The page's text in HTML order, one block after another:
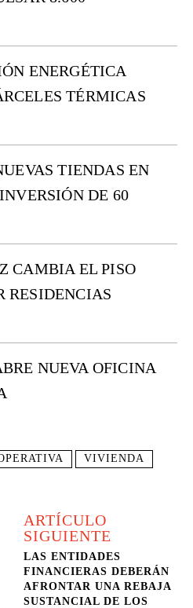
ENERGÉTICA
TÉRMICAS
TIENDAS EN
DE 60
CAMBIA EL PISO
RESIDENCIAS
NUEVA OFICINA
VIVIENDA
ARTÍCULO
SIGUIENTE
LAS ENTIDADES
FINANCIERAS DEBERÁN
AFRONTAR UNA REBAJA
SUSTANCIAL DE LOS